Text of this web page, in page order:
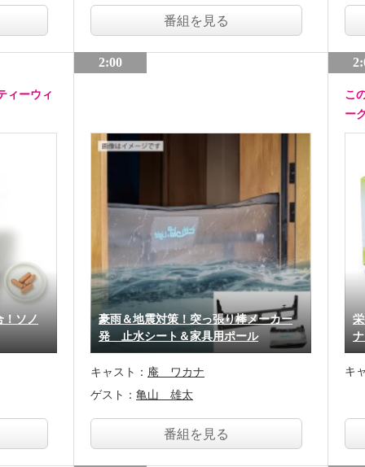
ィーウィ
！ソノ
番組を見る
2:00
豪雨＆地震対策！突っ張り棒メーカー
発 止水シート＆家具用ポール
キャスト： 庵 ワカナ
ゲスト： 亀山 雄太
番組を見る
こ
ー
キ